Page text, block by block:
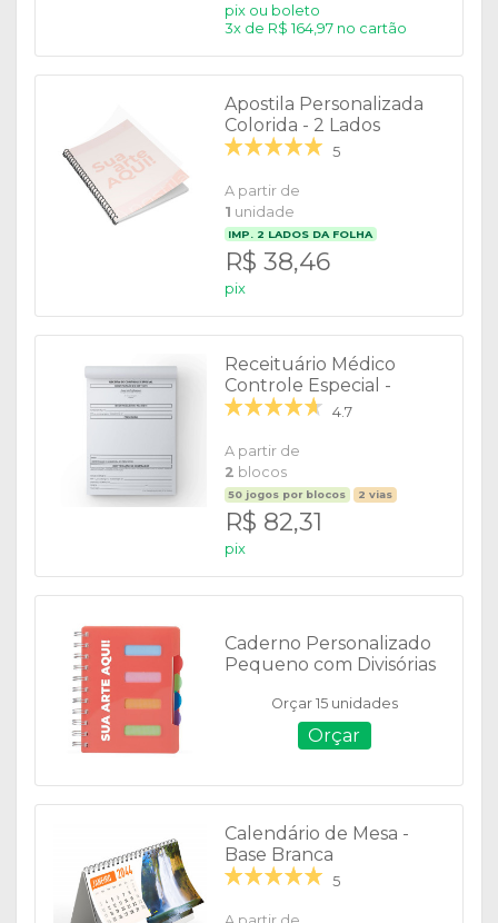
pix ou boleto
3x de R$ 164,97 no cartão
Apostila Personalizada
Colorida - 2 Lados
5
A partir de
1 unidade
IMP. 2 LADOS DA FOLHA
R$ 38,46
pix
Receituário Médico
Controle Especial -
Preto e Branco
4.7
A partir de
2 blocos
50 jogos por blocos 2 vias
R$ 82,31
pix
Caderno Personalizado
Pequeno com Divisórias
Orçar 15 unidades
Orçar
Calendário de Mesa -
Base Branca
5